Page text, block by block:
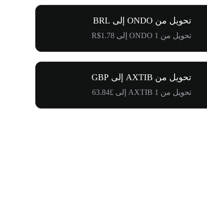
تحويل من ONDO إلى BRL
تحويل من 1 ONDO إلى R$1.78
تحويل من AXTIB إلى GBP
تحويل من 1 AXTIB إلى £63.84